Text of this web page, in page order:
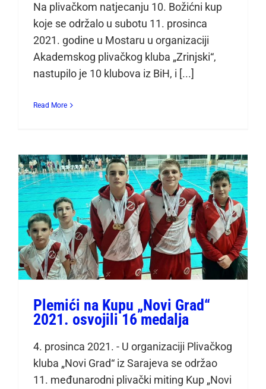
Na plivačkom natjecanju 10. Božićni kup
koje se održalo u subotu 11. prosinca
2021. godine u Mostaru u organizaciji
Akademskog plivačkog kluba „Zrinjski“,
nastupilo je 10 klubova iz BiH, i [...]
Read More
Plemići na Kupu „Novi Grad“
2021. osvojili 16 medalja
Plemići na Kupu „Novi Grad“
2021. osvojili 16 medalja
4. prosinca 2021. - U organizaciji Plivačkog
kluba „Novi Grad“ iz Sarajeva se održao
11. međunarodni plivački miting Kup „Novi